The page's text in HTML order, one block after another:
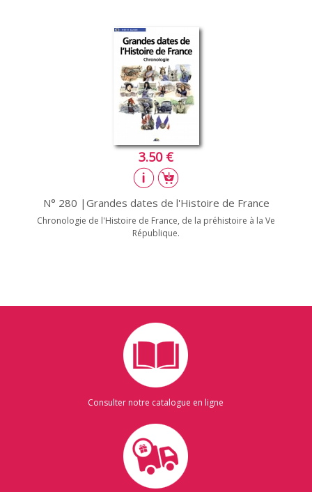
3.50 €
N° 280 |Grandes dates de l'Histoire de France
Chronologie de l'Histoire de France, de la préhistoire à la Ve
République.
Consulter notre catalogue en ligne